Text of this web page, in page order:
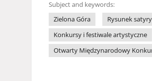
Subject and keywords:
Zielona Góra
Rysunek
Konkursy i festiwale artystyczne
Otwarty Międzynarodowy